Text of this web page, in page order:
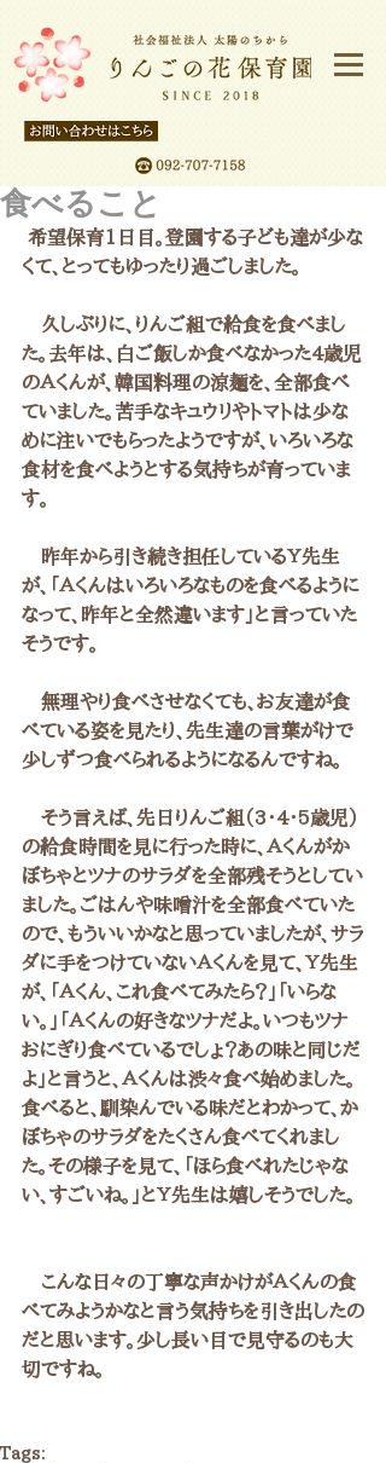
食べること
くて、とってもゆったり過ごしました。
久しぶりに、りんご組で給食を食べまし
た。去年は、白ご飯しか食べなかった4歳児
のＡくんが、韓国料理の涼麺を、全部食べ
ていました。苦手なキュウリやトマトは少な
めに注いでもらったようですが、いろいろな
食材を食べようとする気持ちが育っていま
す。
昨年から引き続き担任しているＹ先生
が、「Ａくんはいろいろなものを食べるように
なって、昨年と全然違います」と言っていた
そうです。
無理やり食べさせなくても、お友達が食
べている姿を見たり、先生達の言葉がけで
少しずつ食べられるようになるんですね。
そう言えば、先日りんご組（3・4・5歳児）
の給食時間を見に行った時に、Ａくんがか
ぼちゃとツナのサラダを全部残そうとしてい
ました。ごはんや味噌汁を全部食べていた
ので、もういいかなと思っていましたが、サラ
ダに手をつけていないＡくんを見て、Ｙ先生
が、「Ａくん、これ食べてみたら？」「いらな
い。」「Ａくんの好きなツナだよ。いつもツナ
おにぎり食べているでしょ？あの味と同じだ
よ」と言うと、Ａくんは渋々食べ始めました。
食べると、馴染んでいる味だとわかって、か
ぼちゃのサラダをたくさん食べてくれまし
た。その様子を見て、「ほら食べれたじゃな
い、すごいね。」とＹ先生は嬉しそうでした。
こんな日々の丁寧な声かけがＡくんの食
べてみようかなと言う気持ちを引き出したの
だと思います。少し長い目で見守るのも大
切ですね。
Tags: